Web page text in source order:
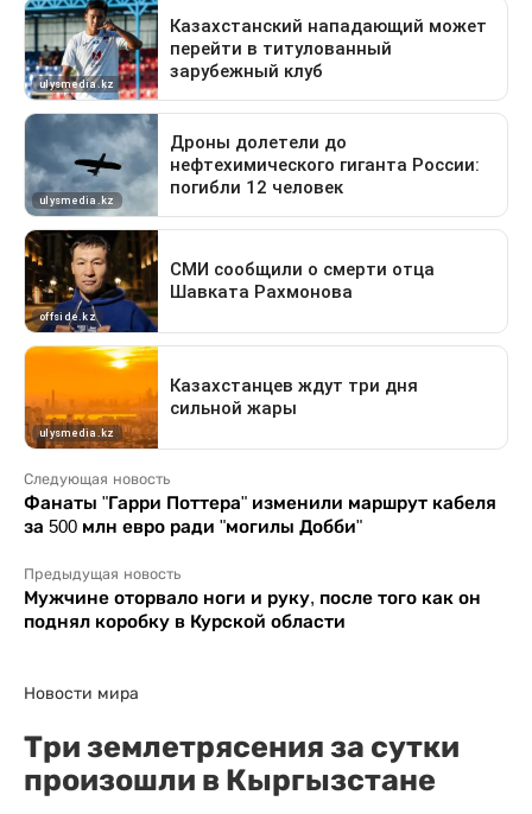
Следующая новость
Фанаты "Гарри Поттера" изменили маршрут кабеля
за 500 млн евро ради "могилы Добби"
Предыдущая новость
Мужчине оторвало ноги и руку, после того как он
поднял коробку в Курской области
Новости мира
Три землетрясения за сутки
произошли в Кыргызстане